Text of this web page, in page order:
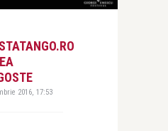
2016, 17:53